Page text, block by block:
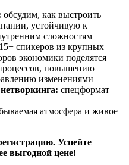
обсудим, как выстроить
устойчивую к
сложностям
15+ спикеров из крупных
экономики поделятся
повышению
изменениями
спецформат
атмосфера и живое
Успейте
выгодной цене!